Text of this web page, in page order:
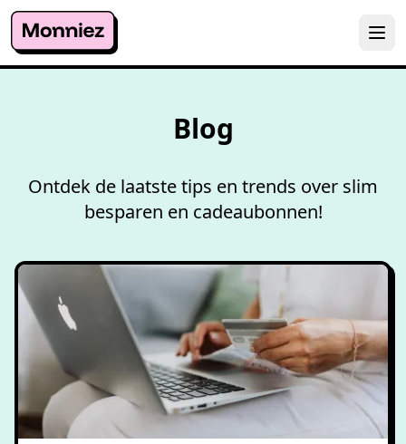
Blog
Ontdek de laatste tips en trends over slim
besparen en cadeaubonnen!